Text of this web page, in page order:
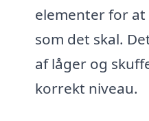
elementer for at
som det skal.
af låger og
korrekt niveau.